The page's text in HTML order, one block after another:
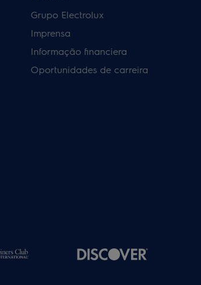
Grupo Electrolux
Imprensa
Informação financiera
Oportunidades de carreira